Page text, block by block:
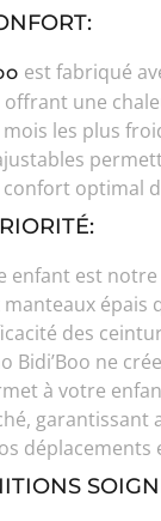
est fabriqué
une
les plus
optimal
enfant est
épais
des
Bidi’Boo ne
à votre
garantissant
déplacements